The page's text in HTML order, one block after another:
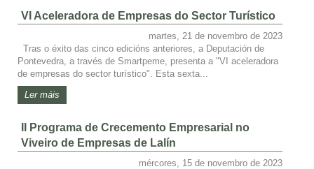
VI Aceleradora de Empresas do Sector Turístico
martes, 21 de novembro de 2023
Tras o éxito das cinco edicións anteriores, a Deputación de
Pontevedra, a través de Smartpeme, presenta a "VI aceleradora
de empresas do sector turístico". Esta sexta...
Ler máis
II Programa de Crecemento Empresarial no
Viveiro de Empresas de Lalín
mércores, 15 de novembro de 2023